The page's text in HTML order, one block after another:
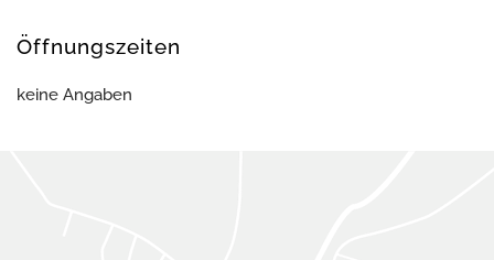
Öffnungszeiten
keine Angaben